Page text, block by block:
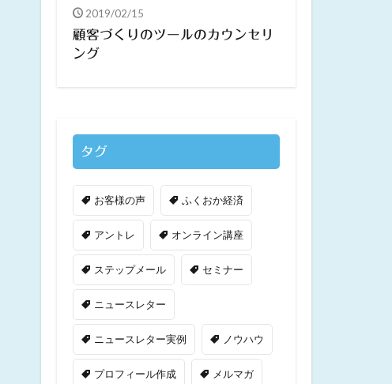
2019/02/15
顧客づくりのツールのカウンセリ
ング
タグ
お客様の声 ふくおか経済
アントレ オンライン講座
ステップメール セミナー
ニュースレター
ニュースレター実例 ノウハウ
プロフィール作成 メルマガ